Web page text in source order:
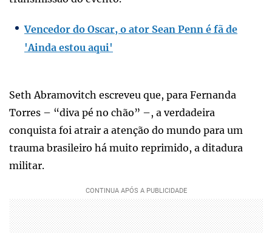
Vencedor do Oscar, o ator Sean Penn é fã de
'Ainda estou aqui'
Seth Abramovitch escreveu que, para Fernanda
Torres – “diva pé no chão” –, a verdadeira
conquista foi atrair a atenção do mundo para um
trauma brasileiro há muito reprimido, a ditadura
militar.